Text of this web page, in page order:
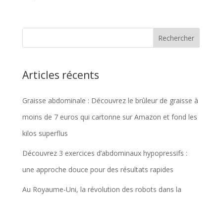
Articles récents
Graisse abdominale : Découvrez le brûleur de graisse à
moins de 7 euros qui cartonne sur Amazon et fond les
kilos superflus
Découvrez 3 exercices d’abdominaux hypopressifs :
une approche douce pour des résultats rapides
Au Royaume-Uni, la révolution des robots dans la